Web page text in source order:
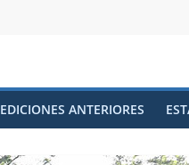
EDICIONES ANTERIORES